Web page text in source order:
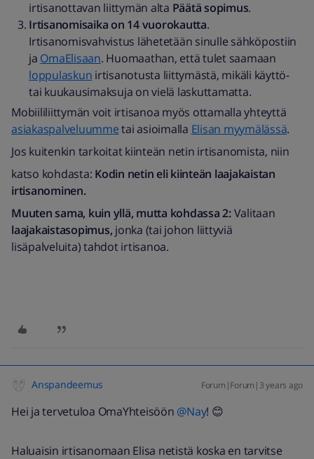
irtisanottavan liittymän alta Päätä sopimus.
Irtisanomisaika on 14 vuorokautta.
Irtisanomisvahvistus lähetetään sinulle sähköpostiin
ja OmaElisaan. Huomaathan, että tulet saamaan
loppulaskun irtisanotusta liittymästä, mikäli käyttö-
tai kuukausimaksuja on vielä laskuttamatta.
Mobiililiittymän voit irtisanoa myös ottamalla yhteyttä
asiakaspalveluummetai asioimalla Elisan myymälässä.
Jos kuitenkin tarkoitat kiinteän netin irtisanomista, niin
katso kohdasta: Kodin netin eli kiinteän laajakaistan
irtisanominen.
Muuten sama, kuin yllä, mutta kohdassa 2:Valitaan
laajakaistasopimus, jonka (tai johon liittyviä
lisäpalveluita) tahdot irtisanoa.
Anspandeemus Forum|Forum|3 years ago
Hei ja tervetuloa OmaYhteisöön @Nay! 😊
Haluaisin irtisanomaan Elisa netistä koska en tarvitse